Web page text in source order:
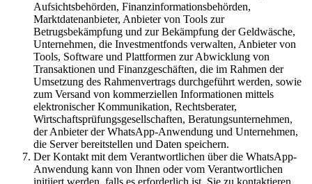
Aufsichtsbehörden, Finanzinformationsbehörden,
Marktdatenanbieter, Anbieter von Tools zur
Betrugsbekämpfung und zur Bekämpfung der Geldwäsche,
Unternehmen, die Investmentfonds verwalten, Anbieter von
Tools, Software und Plattformen zur Abwicklung von
Transaktionen und Finanzgeschäften, die im Rahmen der
Umsetzung des Rahmenvertrags durchgeführt werden, sowie
zum Versand von kommerziellen Informationen mittels
elektronischer Kommunikation, Rechtsberater,
Wirtschaftsprüfungsgesellschaften, Beratungsunternehmen,
der Anbieter der WhatsApp-Anwendung und Unternehmen,
die Server bereitstellen und Daten speichern.
Der Kontakt mit dem Verantwortlichen über die WhatsApp-
Anwendung kann von Ihnen oder vom Verantwortlichen
initiiert werden, falls es erforderlich ist, Sie zu kontaktieren,